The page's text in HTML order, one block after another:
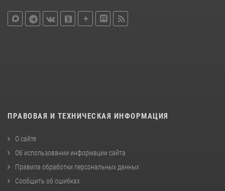
ПРАВОВАЯ И ТЕХНИЧЕСКАЯ ИНФОРМАЦИЯ
О сайте
Об использовании информации сайта
Правила обработки персональных данных
Сообщить об ошибках